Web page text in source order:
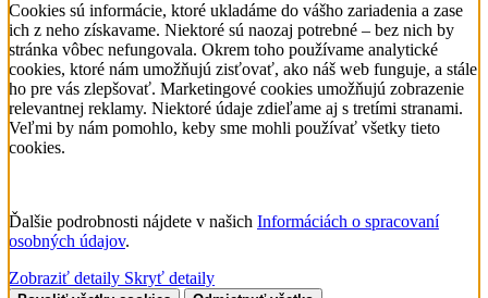
Cookies sú informácie, ktoré ukladáme do vášho zariadenia a zase
ich z neho získavame. Niektoré sú naozaj potrebné – bez nich by
stránka vôbec nefungovala. Okrem toho používame analytické
cookies, ktoré nám umožňujú zisťovať, ako náš web funguje, a stále
ho pre vás zlepšovať. Marketingové cookies umožňujú zobrazenie
relevantnej reklamy. Niektoré údaje zdieľame aj s tretími stranami.
Veľmi by nám pomohlo, keby sme mohli používať všetky tieto
cookies.
Ďalšie podrobnosti nájdete v našich Informáciách o spracovaní
osobných údajov.
Zobraziť detaily Skryť detaily